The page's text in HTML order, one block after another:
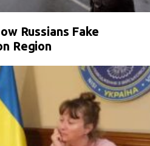
Russians Fake
Region